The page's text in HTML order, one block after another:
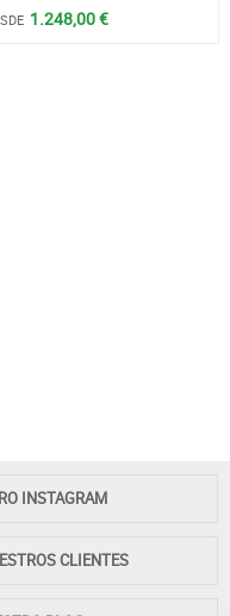
1.248,00 €
INSTAGRAM
CLIENTES